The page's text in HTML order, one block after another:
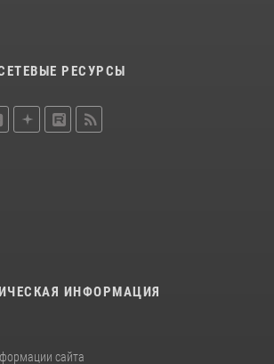
РЕСУРСЫ
ИНФОРМАЦИЯ
сайта